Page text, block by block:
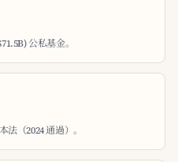
公私基金。
（2024 通過）。